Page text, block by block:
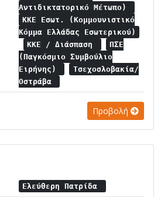
Αντιδικτατορικό Μέτωπο)
ΚΚΕ Εσωτ. (Κομμουνιστικό
Κόμμα Ελλάδας Εσωτερικού)
ΚΚΕ / Διάσπαση
ΠΣΕ
(Παγκόσμιο Συμβούλιο
Ειρήνης)
Τσεχοσλοβακία/
Οστράβα
Προβολή
Ελεύθερη Πατρίδα